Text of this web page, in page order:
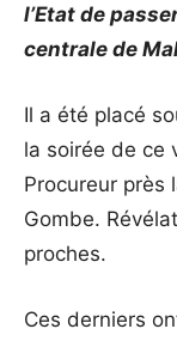
l’Etat de
centrale de
Il a été placé
la soirée de ce
Procureur près
Gombe.
proches.
Ces derniers